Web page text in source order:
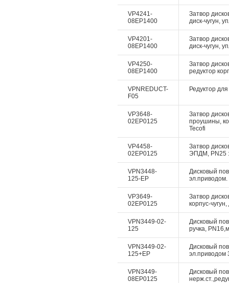
VP4241-
08EP1400
Затвор
диск-чугун,
VP4201-
08EP1400
Затвор
диск-чугун,
VP4250-
08EP1400
Затвор
редуктор
VPNREDUCT-
F05
Редуктор
VP3648-
02EP0125
Затвор
проушины,
Tecofi
VP4458-
02EP0125
Затвор
ЭПДМ, PN25 :
VPN3448-
125-EP
Дисковый
VP3649-
02EP0125
Затвор
корпус-
VPN3449-02-
125
Дисковый
ручка,
VPN3449-02-
125+EP
Дисковый
эл.приводом
VPN3449-
08EP0125
Дисковый